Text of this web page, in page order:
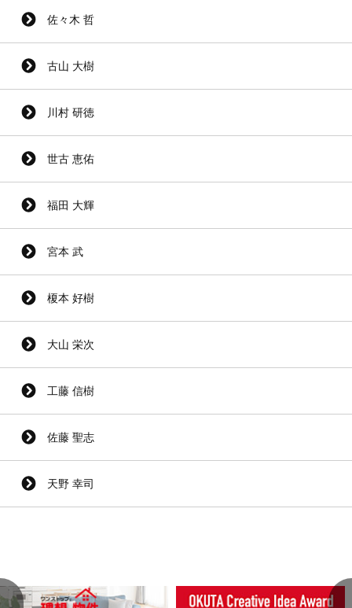
佐々木 哲
古山 大樹
川村 研徳
世古 恵佑
福田 大輝
宮本 武
榎本 好樹
大山 栄次
工藤 信樹
佐藤 聖志
天野 幸司